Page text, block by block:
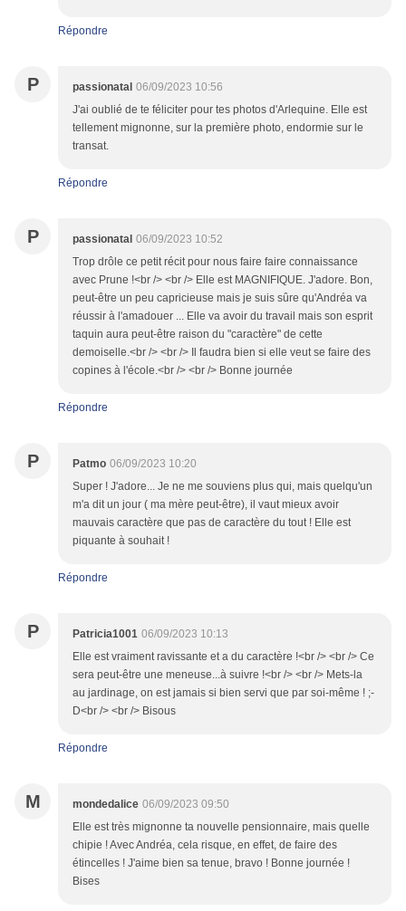
Répondre
P passionatal 06/09/2023 10:56
J'ai oublié de te féliciter pour tes photos d'Arlequine. Elle est
tellement mignonne, sur la première photo, endormie sur le
transat.
Répondre
P passionatal 06/09/2023 10:52
Trop drôle ce petit récit pour nous faire faire connaissance
avec Prune !<br /> <br /> Elle est MAGNIFIQUE. J'adore. Bon,
peut-être un peu capricieuse mais je suis sûre qu'Andréa va
réussir à l'amadouer ... Elle va avoir du travail mais son esprit
taquin aura peut-être raison du "caractère" de cette
demoiselle.<br /> <br /> Il faudra bien si elle veut se faire des
copines à l'école.<br /> <br /> Bonne journée
Répondre
P Patmo 06/09/2023 10:20
Super ! J'adore... Je ne me souviens plus qui, mais quelqu'un
m'a dit un jour ( ma mère peut-être), il vaut mieux avoir
mauvais caractère que pas de caractère du tout ! Elle est
piquante à souhait !
Répondre
P Patricia1001 06/09/2023 10:13
Elle est vraiment ravissante et a du caractère !<br /> <br /> Ce
sera peut-être une meneuse...à suivre !<br /> <br /> Mets-la
au jardinage, on est jamais si bien servi que par soi-même ! ;-
D<br /> <br /> Bisous
Répondre
M mondedalice 06/09/2023 09:50
Elle est très mignonne ta nouvelle pensionnaire, mais quelle
chipie ! Avec Andréa, cela risque, en effet, de faire des
étincelles ! J'aime bien sa tenue, bravo ! Bonne journée !
Bises